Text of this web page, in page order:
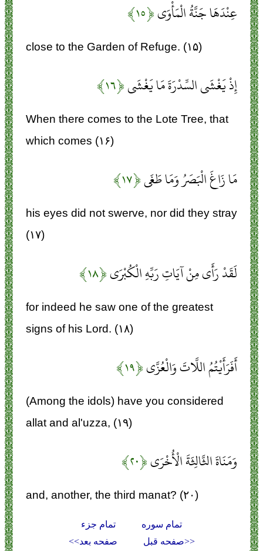
عِنْدَهَا جَنَّةُ الْمَأْوَى﴿۱۵﴾
close to the Garden of Refuge. (۱۵)
إِذْ يَغْشَى السِّدْرَةَ مَا يَغْشَى﴿۱۶﴾
When there comes to the Lote Tree, that
which comes (۱۶)
مَا زَاغَ الْبَصَرُ وَمَا طَغَى﴿۱۷﴾
his eyes did not swerve, nor did they stray
(۱۷)
لَقَدْ رَأَى مِنْ آيَاتِ رَبِّهِ الْكُبْرَى﴿۱۸﴾
for indeed he saw one of the greatest
signs of his Lord. (۱۸)
أَفَرَأَيْتُمُ اللَّاتَ وَالْعُزَّى﴿۱۹﴾
(Among the idols) have you considered
allat and al'uzza, (۱۹)
وَمَنَاةَ الثَّالِثَةَ الْأُخْرَى﴿۲۰﴾
and, another, the third manat? (۲۰)
تمام سوره
تمام جزء
<<صفحه قبل
صفحه بعد>>